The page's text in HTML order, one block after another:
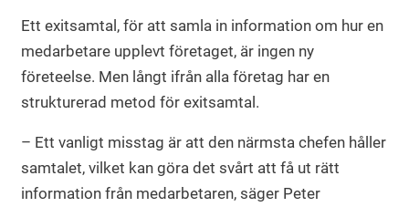
Ett exitsamtal, för att samla in information om hur en
medarbetare upplevt företaget, är ingen ny
företeelse. Men långt ifrån alla företag har en
strukturerad metod för exitsamtal.
– Ett vanligt misstag är att den närmsta chefen håller
samtalet, vilket kan göra det svårt att få ut rätt
information från medarbetaren, säger Peter